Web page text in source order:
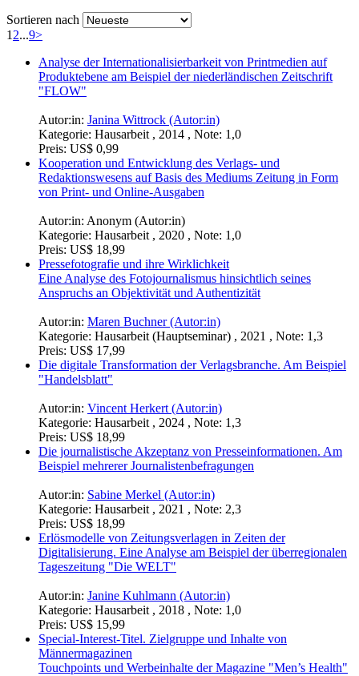
Sortieren nach
12...9>
Analyse der Internationalisierbarkeit von Printmedien auf
Produktebene am Beispiel der niederländischen Zeitschrift
"FLOW"
Autor:in: Janina Wittrock (Autor:in)
Kategorie: Hausarbeit , 2014 , Note: 1,0
Preis: US$ 0,99
Kooperation und Entwicklung des Verlags- und
Redaktionswesens auf Basis des Mediums Zeitung in Form
von Print- und Online-Ausgaben
Autor:in: Anonym (Autor:in)
Kategorie: Hausarbeit , 2020 , Note: 1,0
Preis: US$ 18,99
Pressefotografie und ihre Wirklichkeit
Eine Analyse des Fotojournalismus hinsichtlich seines
Anspruchs an Objektivität und Authentizität
Autor:in: Maren Buchner (Autor:in)
Kategorie: Hausarbeit (Hauptseminar) , 2021 , Note: 1,3
Preis: US$ 17,99
Die digitale Transformation der Verlagsbranche. Am Beispiel
"Handelsblatt"
Autor:in: Vincent Herkert (Autor:in)
Kategorie: Hausarbeit , 2024 , Note: 1,3
Preis: US$ 18,99
Die journalistische Akzeptanz von Presseinformationen. Am
Beispiel mehrerer Journalistenbefragungen
Autor:in: Sabine Merkel (Autor:in)
Kategorie: Hausarbeit , 2021 , Note: 2,3
Preis: US$ 18,99
Erlösmodelle von Zeitungsverlagen in Zeiten der
Digitalisierung. Eine Analyse am Beispiel der überregionalen
Tageszeitung "Die WELT"
Autor:in: Janine Kuhlmann (Autor:in)
Kategorie: Hausarbeit , 2018 , Note: 1,0
Preis: US$ 15,99
Special-Interest-Titel. Zielgruppe und Inhalte von
Männermagazinen
Touchpoints und Werbeinhalte der Magazine "Men’s Health"